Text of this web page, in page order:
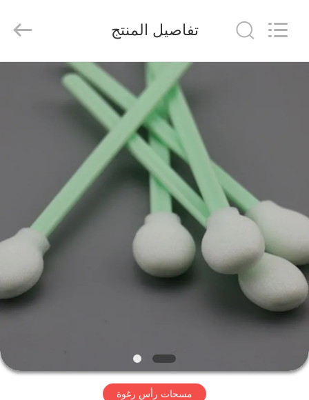
فيديو
حولنا
جولة
في
products
Reserved.
تفاصيل المنتج
مسحات رأس رغوة